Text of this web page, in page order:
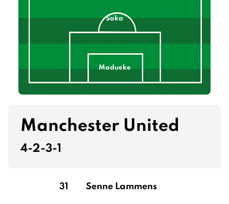
Saka
Madueke
Zubimendi
Ibáñez
Ødegaard
Magalhães
Manchester United
4-2-3-1
31 Senne Lammens